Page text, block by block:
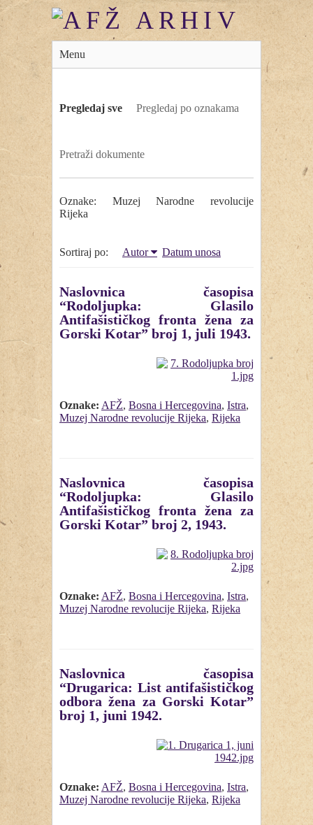
Menu
Pregledaj sve Pregledaj po oznakama
Pretraži dokumente
Oznake: Muzej Narodne revolucije
Rijeka
Sortiraj po: Autor Datum unosa
Naslovnica časopisa
“Rodoljupka: Glasilo
Antifašističkog fronta žena za
Gorski Kotar” broj 1, juli 1943.
Oznake: AFŽ, Bosna i Hercegovina, Istra,
Muzej Narodne revolucije Rijeka, Rijeka
Naslovnica časopisa
“Rodoljupka: Glasilo
Antifašističkog fronta žena za
Gorski Kotar” broj 2, 1943.
Oznake: AFŽ, Bosna i Hercegovina, Istra,
Muzej Narodne revolucije Rijeka, Rijeka
Naslovnica časopisa
“Drugarica: List antifašističkog
odbora žena za Gorski Kotar”
broj 1, juni 1942.
Oznake: AFŽ, Bosna i Hercegovina, Istra,
Muzej Narodne revolucije Rijeka, Rijeka